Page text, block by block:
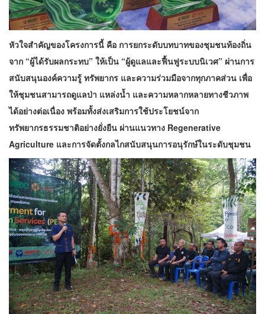
หัวใจสำคัญของโครงการนี้ คือ การยกระดับบทบาทของชุมชนท้องถิ่น
จาก “ผู้ได้รับผลกระทบ” ให้เป็น “ผู้ดูแลและฟื้นฟูระบบนิเวศ” ผ่านการ
สนับสนุนองค์ความรู้ ทรัพยากร และความร่วมมือจากทุกภาคส่วน เพื่อ
ให้ชุมชนสามารถดูแลป่า แหล่งน้ำ และความหลากหลายทางชีวภาพ
ได้อย่างต่อเนื่อง พร้อมทั้งส่งเสริมการใช้ประโยชน์จาก
ทรัพยากรธรรมชาติอย่างยั่งยืน ผ่านแนวทาง Regenerative
Agriculture และการจัดตั้งกลไกสนับสนุนการอนุรักษ์ในระดับชุมชน